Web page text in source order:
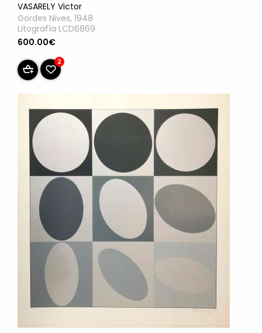
VASARELY Victor
Gordes Nives, 1948
Litografía LCD6869
600.00€
2